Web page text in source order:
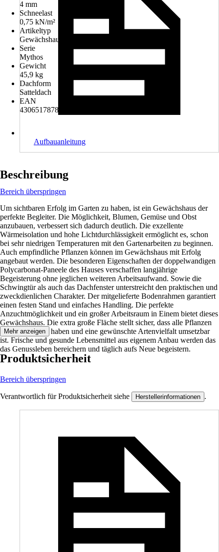
4 mm
Schneelast
0,75 kN/m²
Artikeltyp
Gewächshaus
Serie
Mythos
Gewicht
45,9 kg
Dachform
Satteldach
EAN
4306517878481, 7290108138665
Aufbauanleitung
Beschreibung
Bereich überspringen
Um sichtbaren Erfolg im Garten zu haben, ist ein Gewächshaus der
perfekte Begleiter. Die Möglichkeit, Blumen, Gemüse und Obst
anzubauen, verbessert sich dadurch deutlich. Die exzellente
Wärmeisolation und hohe Lichtdurchlässigkeit ermöglicht es, schon
bei sehr niedrigen Temperaturen mit den Gartenarbeiten zu beginnen.
Auch empfindliche Pflanzen können im Gewächshaus mit Erfolg
angebaut werden. Die besonderen Eigenschaften der doppelwandigen
Polycarbonat-Paneele des Hauses verschaffen langjährige
Begeisterung ohne jeglichen weiteren Arbeitsaufwand. Sowie die
Schwingtür als auch das Dachfenster unterstreicht den praktischen und
zweckdienlichen Charakter. Der mitgelieferte Bodenrahmen garantiert
einen festen Stand und einfaches Handling. Die perfekte
Anzuchtmöglichkeit und ein großer Arbeitsraum in Einem bietet dieses
Gewächshaus. Die extra große Fläche stellt sicher, dass alle Pflanzen
genug Freiraum haben und eine gewünschte Artenvielfalt umsetzbar
ist. Frische und gesunde Lebensmittel aus eigenem Anbau werden das
das Genussleben bereichern und täglich aufs Neue begeistern.
Mehr anzeigen
Produktsicherheit
Bereich überspringen
Verantwortlich für Produktsicherheit siehe Herstellerinformationen .